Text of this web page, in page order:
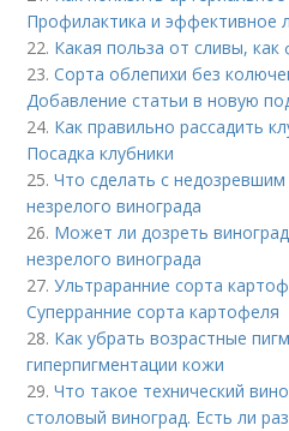
Профилактика и эффективное
22. Какая польза от сливы,
23.Сорта облепихи без
Добавление статьи в новую
24. Как правильно рассадить
Посадка клубники
25.Что сделать с
незрелого винограда
26. Может ли дозреть
незрелого винограда
27.Ультраранние сорта
Суперранние сорта картофеля
28. Как убрать возрастные
гиперпигментации кожи
29.Что такое технический
столовый виноград. Есть ли